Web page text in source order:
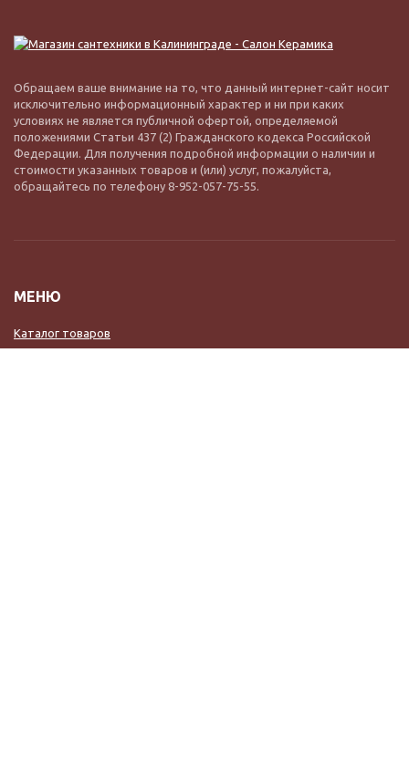
Обращаем ваше внимание на то, что данный интернет-сайт носит
исключительно информационный характер и ни при каких
условиях не является публичной офертой, определяемой
положениями Статьи 437 (2) Гражданского кодекса Российской
Федерации. Для получения подробной информации о наличии и
стоимости указанных товаров и (или) услуг, пожалуйста,
обращайтесь по телефону 8-952-057-75-55.
МЕНЮ
Каталог товаров